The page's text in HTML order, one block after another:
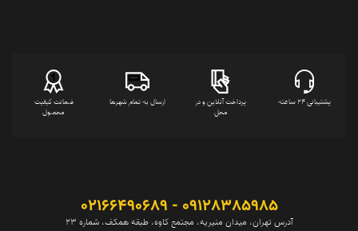
پشتیبانی 24 ساعته
پرداخت آنلاین و در
محل
ارسال به تمام شهرها
ضمانت کیفیت
محصول
09128385985 - 02166490689
آدرس تهران، میدان منیریه، مجتمع کاوه، طبقه همکف، شماره 23